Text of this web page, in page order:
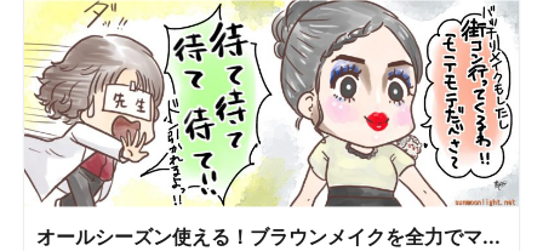
オールシーズン使える！ブラウンメイクを全力でマ...